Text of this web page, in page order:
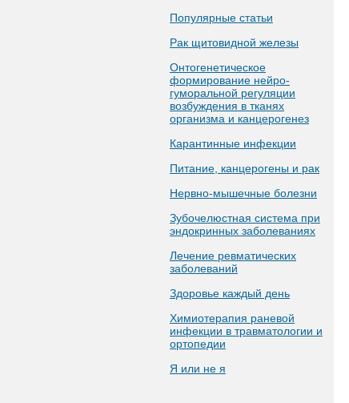
Популярные статьи
Рак щитовидной железы
Онтогенетическое
формирование нейро-
гуморальной регуляции
возбуждения в тканях
организма и канцерогенез
Карантинные инфекции
Питание, канцерогены и рак
Нервно-мышечные болезни
Зубочелюстная система при
эндокринных заболеваниях
Лечение ревматических
заболеваний
Здоровье каждый день
Химиотерапия раневой
инфекции в травматологии и
ортопедии
Я или не я